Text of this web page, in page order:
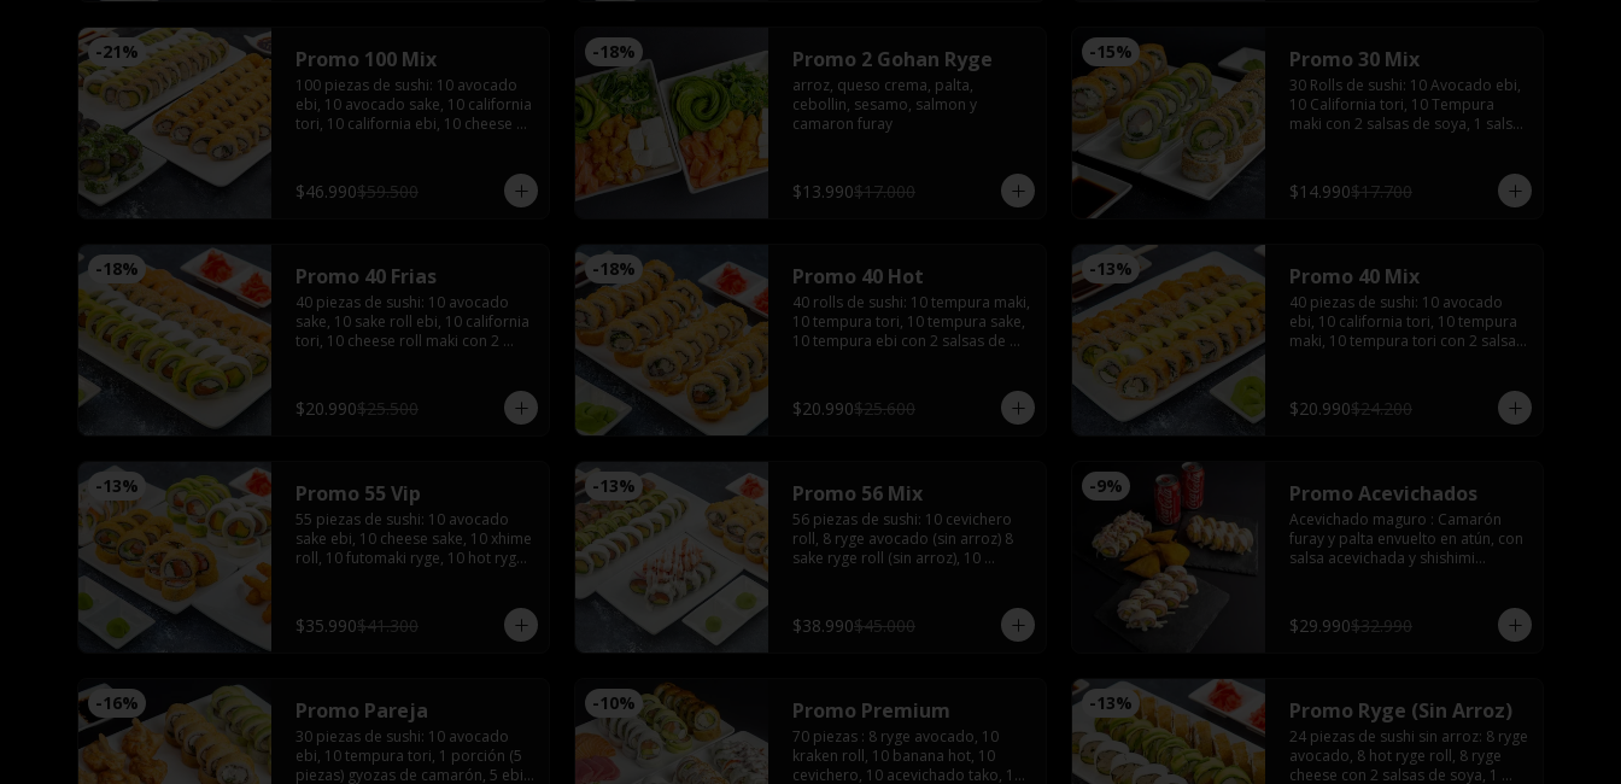
-21% Promo 100 Mix
100 piezas de sushi: 10 avocado
ebi, 10 avocado sake, 10 california
tori, 10 california ebi, 10 cheese
tempura ebi con 5 palitos, 6 salsas
de soya, 4 salsas teriyaki,2 wasabi
$46.990$59.500
-18% Promo 2 Gohan Ryge
arroz, queso crema, palta,
cebollin, sesamo, salmon y
camaron furay
$13.990$17.000
-15% Promo 30 Mix
30 Rolls de sushi: 10 Avocado ebi,
10 California tori, 10 Tempura
maki con 2 salsas de soya, 1 salsa
$14.990$17.700
-18% Promo 40 Frias
40 piezas de sushi: 10 avocado
sake, 10 sake roll ebi, 10 california
tori, 10 cheese roll maki con 2
$20.990$25.500
-18% Promo 40 Hot
40 rolls de sushi: 10 tempura maki,
10 tempura tori, 10 tempura sake,
10 tempura ebi con 2 salsas de
$20.990$25.600
-13% Promo 40 Mix
40 piezas de sushi: 10 avocado
ebi, 10 california tori, 10 tempura
maki, 10 tempura tori con 2 salsas
$20.990$24.200
-13% Promo 55 Vip
55 piezas de sushi: 10 avocado
sake ebi, 10 cheese sake, 10 xhime
roll, 10 futomaki ryge, 10 hot ryge
palitos, wasabi y jengibre
$35.990$41.300
-13% Promo 56 Mix
56 piezas de sushi: 10 cevichero
roll, 8 ryge avocado (sin arroz) 8
sake ryge roll (sin arroz), 10
salsas de soya, 2 salsas teriyaki,
wasabi y jengibre
$38.990$45.000
-9% Promo Acevichados
Acevichado maguro : Camarón
furay y palta envuelto en atún, con
salsa acevichada y shishimi
y salmón con salsa acevichada.
Acevichado tako: Pulpo furay,
2 latas de bebida (coca, sprite o
fanta)
$29.990$32.990
-16% Promo Pareja
30 piezas de sushi: 10 avocado
ebi, 10 tempura tori, 1 porción (5
piezas) gyozas de camarón, 5 ebi
-10% Promo Premium
70 piezas : 8 ryge avocado, 10
kraken roll, 10 banana hot, 10
cevichero, 10 acevichado tako, 10
-13% Promo Ryge (Sin Arroz)
24 piezas de sushi sin arroz: 8 ryge
avocado, 8 hot ryge roll, 8 ryge
cheese con 2 salsas de soya, 1